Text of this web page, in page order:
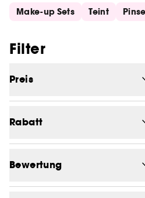
Schnelllinks überspringen
Make-up Sets Teint
Filter
Preis
Rabatt
Bewertung